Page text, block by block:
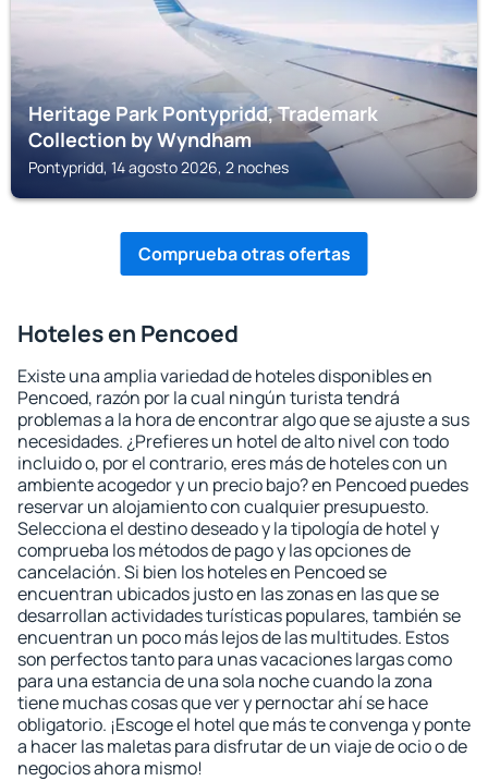
Heritage Park Pontypridd, Trademark
Collection by Wyndham
Pontypridd, 14 agosto 2026, 2 noches
Comprueba otras ofertas
Hoteles en Pencoed
Existe una amplia variedad de hoteles disponibles en
Pencoed, razón por la cual ningún turista tendrá
problemas a la hora de encontrar algo que se ajuste a sus
necesidades. ¿Prefieres un hotel de alto nivel con todo
incluido o, por el contrario, eres más de hoteles con un
ambiente acogedor y un precio bajo? en Pencoed puedes
reservar un alojamiento con cualquier presupuesto.
Selecciona el destino deseado y la tipología de hotel y
comprueba los métodos de pago y las opciones de
cancelación. Si bien los hoteles en Pencoed se
encuentran ubicados justo en las zonas en las que se
desarrollan actividades turísticas populares, también se
encuentran un poco más lejos de las multitudes. Estos
son perfectos tanto para unas vacaciones largas como
para una estancia de una sola noche cuando la zona
tiene muchas cosas que ver y pernoctar ahí se hace
obligatorio. ¡Escoge el hotel que más te convenga y ponte
a hacer las maletas para disfrutar de un viaje de ocio o de
negocios ahora mismo!